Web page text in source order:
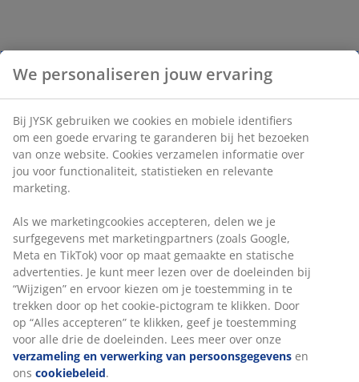
We personaliseren jouw ervaring
Bij JYSK gebruiken we cookies en mobiele identifiers
om een goede ervaring te garanderen bij het bezoeken
van onze website. Cookies verzamelen informatie over
jou voor functionaliteit, statistieken en relevante
marketing.
Als we marketingcookies accepteren, delen we je
surfgegevens met marketingpartners (zoals Google,
Meta en TikTok) voor op maat gemaakte en statische
advertenties. Je kunt meer lezen over de doeleinden bij
“Wijzigen” en ervoor kiezen om je toestemming in te
trekken door op het cookie-pictogram te klikken. Door
op “Alles accepteren” te klikken, geef je toestemming
voor alle drie de doeleinden. Lees meer over onze
verzameling en verwerking van persoonsgegevens en
ons cookiebeleid.